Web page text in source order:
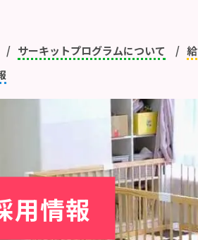
サーキットプログラムについて
用情報